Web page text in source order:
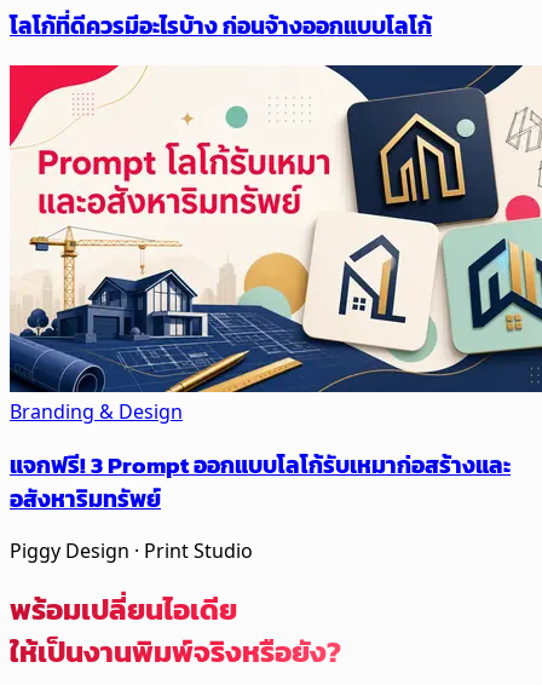
โลโก้ที่ดีควรมีอะไรบ้าง ก่อนจ้างออกแบบโลโก้
Branding & Design
แจกฟรี! 3 Prompt ออกแบบโลโก้รับเหมาก่อสร้างและ
อสังหาริมทรัพย์
Piggy Design · Print Studio
พร้อมเปลี่ยนไอเดีย
ให้เป็นงานพิมพ์จริงหรือยัง?